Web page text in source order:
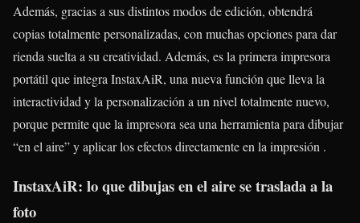
Además, gracias a sus distintos modos de edición, obtendrá
copias totalmente personalizadas, con muchas opciones para dar
rienda suelta a su creatividad. Además, es la primera impresora
portátil que integra InstaxAiR, una nueva función que lleva la
interactividad y la personalización a un nivel totalmente nuevo,
porque permite que la impresora sea una herramienta para dibujar
“en el aire” y aplicar los efectos directamente en la impresión .
InstaxAiR: lo que dibujas en el aire se traslada a la
foto